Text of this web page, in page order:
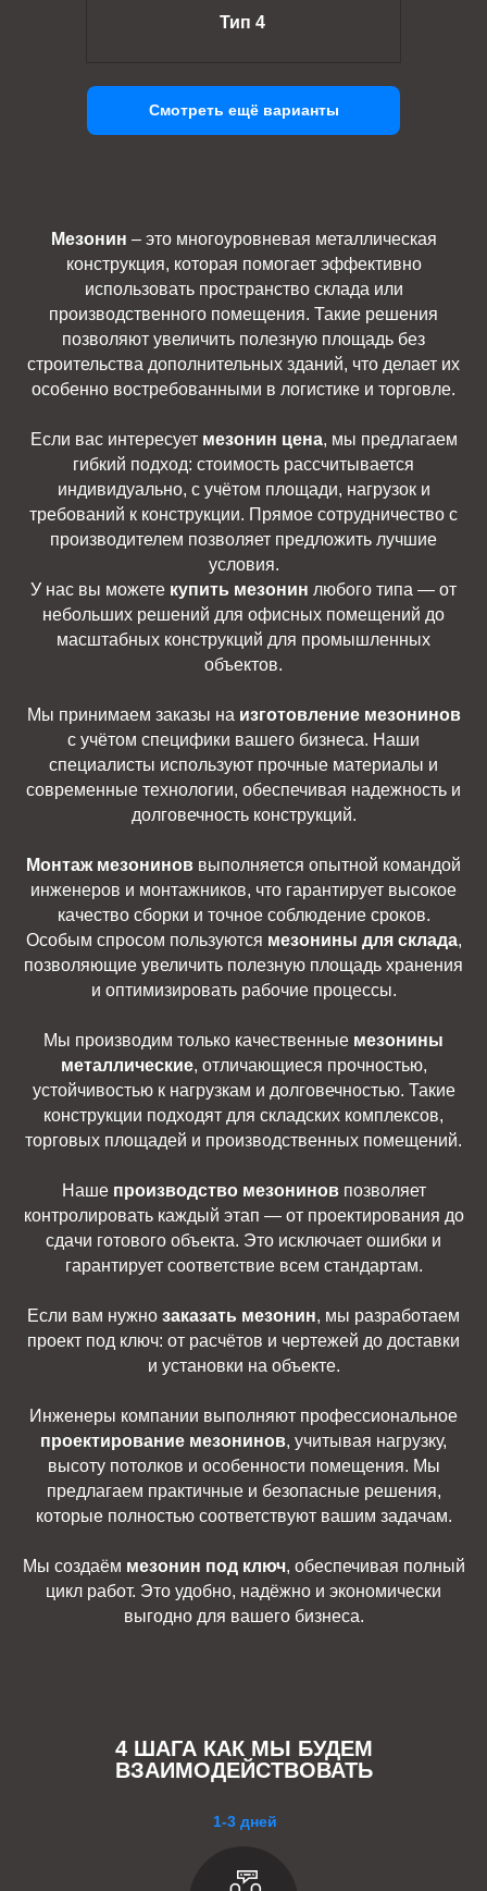
Тип 4
Смотреть ещё варианты
Мезонин – это многоуровневая металлическая
конструкция, которая помогает эффективно
использовать пространство склада или
производственного помещения. Такие решения
позволяют увеличить полезную площадь без
строительства дополнительных зданий, что делает их
особенно востребованными в логистике и торговле.
Если вас интересует мезонин цена, мы предлагаем
гибкий подход: стоимость рассчитывается
индивидуально, с учётом площади, нагрузок и
требований к конструкции. Прямое сотрудничество с
производителем позволяет предложить лучшие
условия.
У нас вы можете купить мезонин любого типа — от
небольших решений для офисных помещений до
масштабных конструкций для промышленных
объектов.
Мы принимаем заказы на изготовление мезонинов
с учётом специфики вашего бизнеса. Наши
специалисты используют прочные материалы и
современные технологии, обеспечивая надежность и
долговечность конструкций.
Монтаж мезонинов выполняется опытной командой
инженеров и монтажников, что гарантирует высокое
качество сборки и точное соблюдение сроков.
Особым спросом пользуются мезонины для склада,
позволяющие увеличить полезную площадь хранения
и оптимизировать рабочие процессы.
Мы производим только качественные мезонины
металлические, отличающиеся прочностью,
устойчивостью к нагрузкам и долговечностью. Такие
конструкции подходят для складских комплексов,
торговых площадей и производственных помещений.
Наше производство мезониновпозволяет
контролировать каждый этап — от проектирования до
сдачи готового объекта. Это исключает ошибки и
гарантирует соответствие всем стандартам.
Если вам нужно заказать мезонин, мы разработаем
проект под ключ: от расчётов и чертежей до доставки
и установки на объекте.
Инженеры компании выполняют профессиональное
проектирование мезонинов, учитывая нагрузку,
высоту потолков и особенности помещения. Мы
предлагаем практичные и безопасные решения,
которые полностью соответствуют вашим задачам.
Мы создаём мезонин под ключ, обеспечивая полный
цикл работ. Это удобно, надёжно и экономически
выгодно для вашего бизнеса.
4 ШАГА КАК МЫ БУДЕМ
ВЗАИМОДЕЙСТВОВАТЬ
1-3 дней